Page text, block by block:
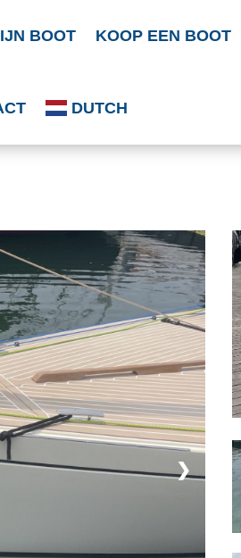
BOOT KOOP EEN BOOT
DUTCH
❯